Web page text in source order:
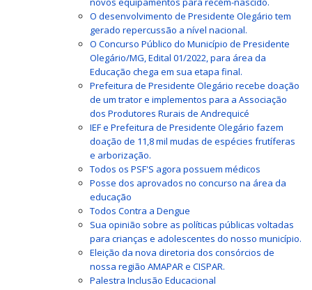
O desenvolvimento de Presidente Olegário tem
gerado repercussão a nível nacional.
O Concurso Público do Município de Presidente
Olegário/MG, Edital 01/2022, para área da
Educação chega em sua etapa final.
Prefeitura de Presidente Olegário recebe doação
de um trator e implementos para a Associação
dos Produtores Rurais de Andrequicé
IEF e Prefeitura de Presidente Olegário fazem
doação de 11,8 mil mudas de espécies frutíferas
e arborização.
Todos os PSF'S agora possuem médicos
Posse dos aprovados no concurso na área da
educação
Todos Contra a Dengue
Sua opinião sobre as políticas públicas voltadas
para crianças e adolescentes do nosso município.
Eleição da nova diretoria dos consórcios de
nossa região AMAPAR e CISPAR.
Palestra Inclusão Educacional